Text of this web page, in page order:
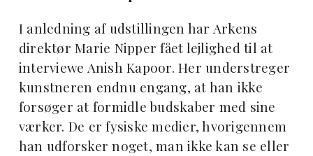
I anledning af udstillingen har Arkens
direktør Marie Nipper fået lejlighed til at
interviewe Anish Kapoor. Her understreger
kunstneren endnu engang, at han ikke
forsøger at formidle budskaber med sine
værker. De er fysiske medier, hvorigennem
han udforsker noget, man ikke kan se eller